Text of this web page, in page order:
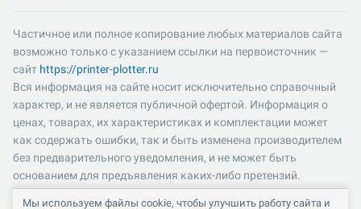
Частичное или полное копирование любых материалов сайта
возможно только с указанием ссылки на первоисточник —
сайт https://printer-plotter.ru
Вся информация на сайте носит исключительно справочный
характер, и не является публичной офертой. Информация о
ценах, товарах, их характеристиках и комплектации может
как содержать ошибки, так и быть изменена производителем
без предварительного уведомления, и не может быть
основанием для предъявления каких-либо претензий.
Пожалуйста, уточняйте существенные для вас характеристики
Мы используем файлы cookie, чтобы улучшить работу сайта и